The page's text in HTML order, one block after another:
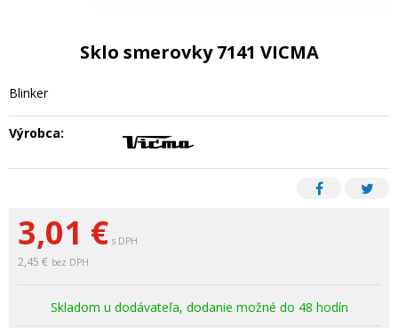
3,01 € s DPH
2,45 € bez DPH
Skladom u dodávateľa, dodanie možné do 48 hodín
Sklo smerovky 7141 VICMA
Blinker
Výrobca: